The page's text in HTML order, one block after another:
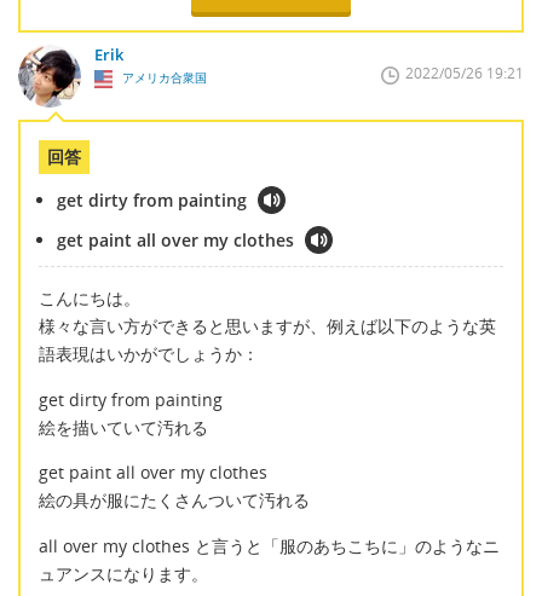
Erik
アメリカ合衆国 2022/05/26 19:21
回答
get dirty from painting
get paint all over my clothes
こんにちは。
様々な言い方ができると思いますが、例えば以下のような英
語表現はいかがでしょうか：
get dirty from painting
絵を描いていて汚れる
get paint all over my clothes
絵の具が服にたくさんついて汚れる
all over my clothes と言うと「服のあちこちに」のようなニ
ュアンスになります。